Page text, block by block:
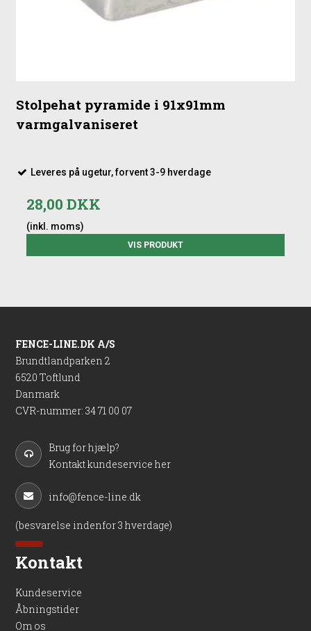
Stolpehat pyramide i 91x91mm
varmgalvaniseret
Leveres på ugetur, forvent 3-9 hverdage
28,00 DKK
(inkl. moms)
VIS PRODUKT
FENCE-LINE.DK A/S
Brundtlandparken 2
6520 Toftlund
Danmark
CVR-nummer: 34 71 00 07
Brug for hjælp?
Kontakt kundeservice her
info@fence-line.dk
(besvarelse indenfor 3 hverdage)
Kontakt
Kundeservice
Åbningstider
Om os